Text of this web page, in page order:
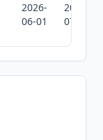
2026-
06-01
2026-
07-10